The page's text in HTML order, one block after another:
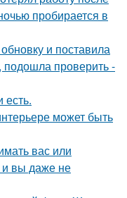
пробирается в
и поставила
подошла проверить -
может быть
вас или
и вы даже не